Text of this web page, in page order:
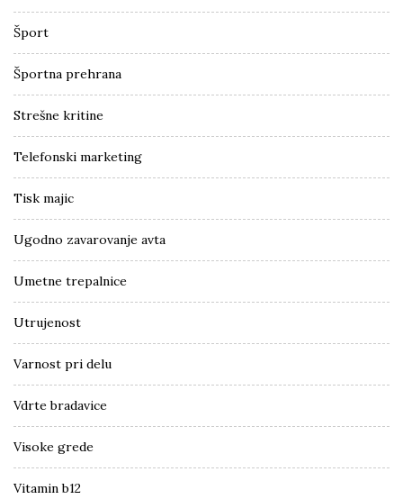
Šport
Športna prehrana
Strešne kritine
Telefonski marketing
Tisk majic
Ugodno zavarovanje avta
Umetne trepalnice
Utrujenost
Varnost pri delu
Vdrte bradavice
Visoke grede
Vitamin b12